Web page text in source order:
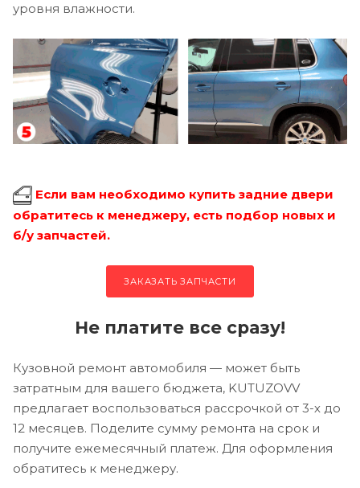
уровня влажности.
Если вам необходимо купить задние двери
обратитесь к менеджеру, есть подбор новых и
б/у запчастей.
ЗАКАЗАТЬ ЗАПЧАСТИ
Не платите все сразу!
Кузовной ремонт автомобиля — может быть
затратным для вашего бюджета, KUTUZOVV
предлагает воспользоваться рассрочкой от 3-х до
12 месяцев. Поделите сумму ремонта на срок и
получите ежемесячный платеж. Для оформления
обратитесь к менеджеру.